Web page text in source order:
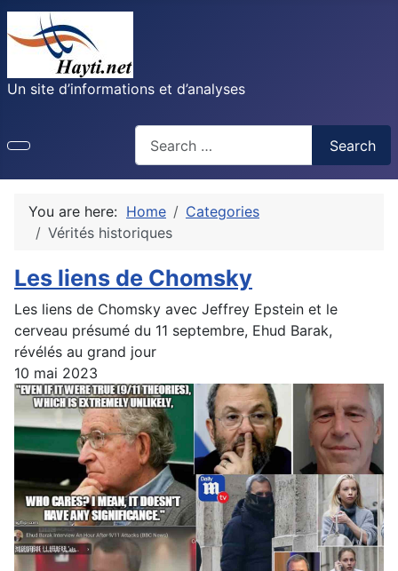
Un site d’informations et d’analyses
Search
You are here: Home
Categories
Vérités historiques
Les liens de Chomsky
Les liens de Chomsky avec Jeffrey Epstein et le
cerveau présumé du 11 septembre, Ehud Barak,
révélés au grand jour
10 mai 2023